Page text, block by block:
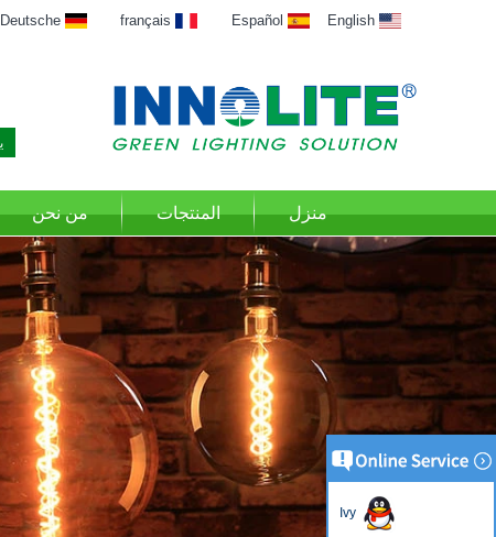
English
Español
français
Deutsche
منزل المنتجات من نحن